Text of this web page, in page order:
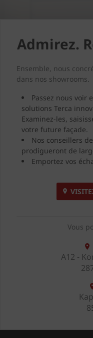
Admirez.
Ensemble, nous
dans nos showrooms.
Passez nous voir
solutions Terca
Examinez-les,
votre future façade.
Nos conseillers
prodigueront de
Emportez vos
Vous
A12 -